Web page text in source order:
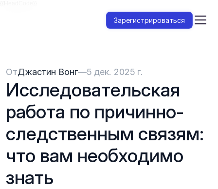
Зарегистрироваться
ОтДжастин Вонг—5 дек. 2025 г.
Исследовательская
работа по причинно-
следственным связям:
что вам необходимо
знать